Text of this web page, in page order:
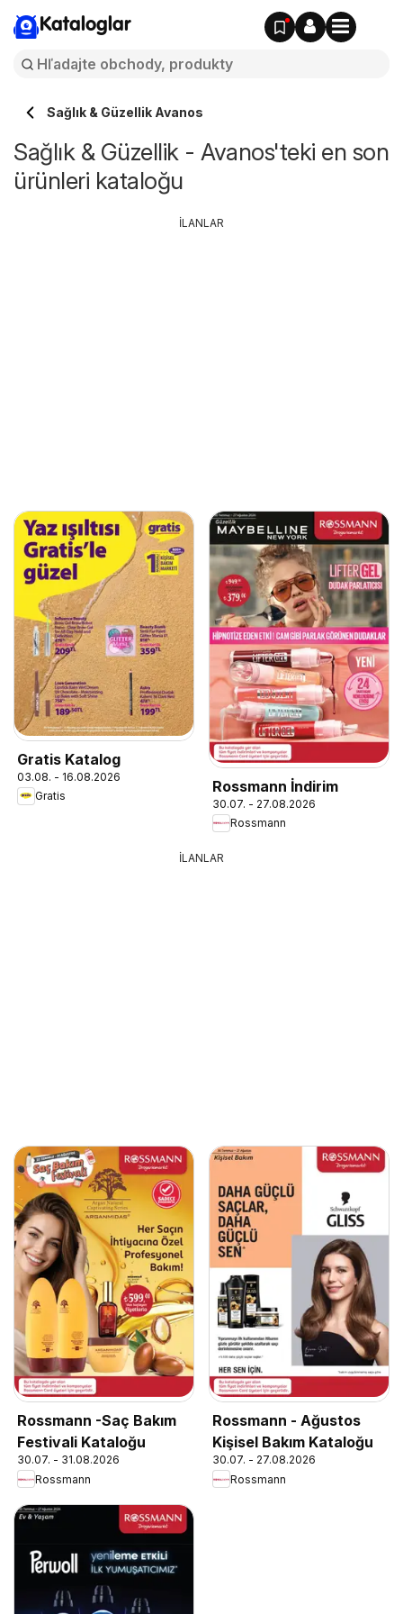
Kataloglar
Sağlık & Güzellik Avanos
Sağlık & Güzellik - Avanos'teki en son
ürünleri kataloğu
Gratis Katalog
03.08. - 16.08.2026
Gratis
Rossmann İndirim
30.07. - 27.08.2026
Rossmann
İLANLAR
İLANLAR
Rossmann -Saç Bakım
Festivali Kataloğu
30.07. - 31.08.2026
Rossmann
Rossmann - Ağustos
Kişisel Bakım Kataloğu
30.07. - 27.08.2026
Rossmann